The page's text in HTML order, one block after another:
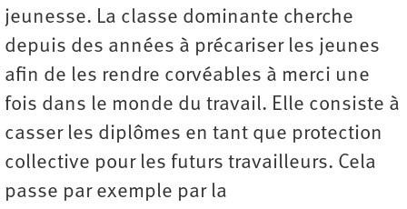
jeunesse. La classe dominante cherche
depuis des années à précariser les jeunes
afin de les rendre corvéables à merci une
fois dans le monde du travail. Elle consiste à
casser les diplômes en tant que protection
collective pour les futurs travailleurs. Cela
passe par exemple par la